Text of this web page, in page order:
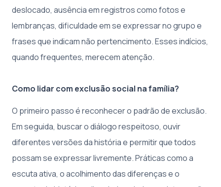
deslocado, ausência em registros como fotos e
lembranças, dificuldade em se expressar no grupo e
frases que indicam não pertencimento. Esses indícios,
quando frequentes, merecem atenção.
Como lidar com exclusão social na família?
O primeiro passo é reconhecer o padrão de exclusão.
Em seguida, buscar o diálogo respeitoso, ouvir
diferentes versões da história e permitir que todos
possam se expressar livremente. Práticas como a
escuta ativa, o acolhimento das diferenças e o